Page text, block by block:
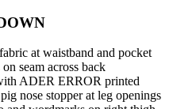
at waistband and pocket
seam across back
ADER ERROR printed
nose stopper at leg openings